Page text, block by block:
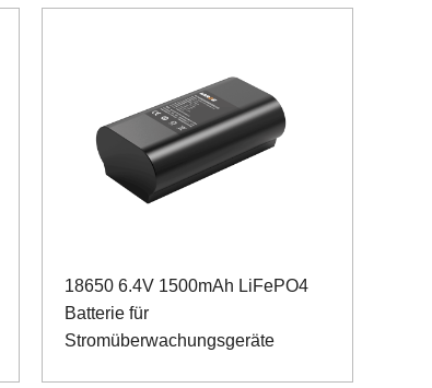
18650 6.4V 1500mAh LiFePO4
Batterie für
Stromüberwachungsgeräte